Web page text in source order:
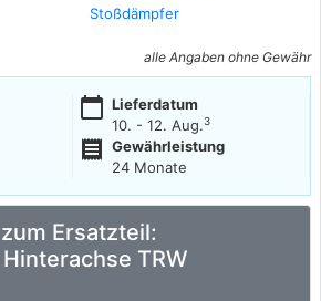
Stoßdämpfer
alle Angaben ohne Gewähr
calendar_today Lieferdatum
10. - 12. Aug.3
receipt
Gewährleistung
24 Monate
Ersatzteil:
TRW